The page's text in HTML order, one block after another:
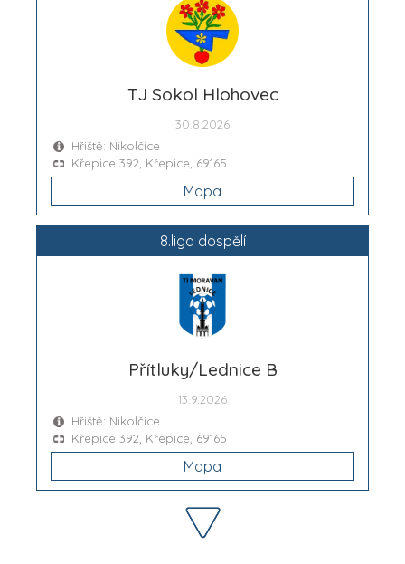
TJ Sokol Hlohovec
30.8.2026
Hřiště: Nikolčice
Křepice 392, Křepice, 69165
Mapa
8.liga dospělí
Přítluky/Lednice B
13.9.2026
Hřiště: Nikolčice
Křepice 392, Křepice, 69165
Mapa